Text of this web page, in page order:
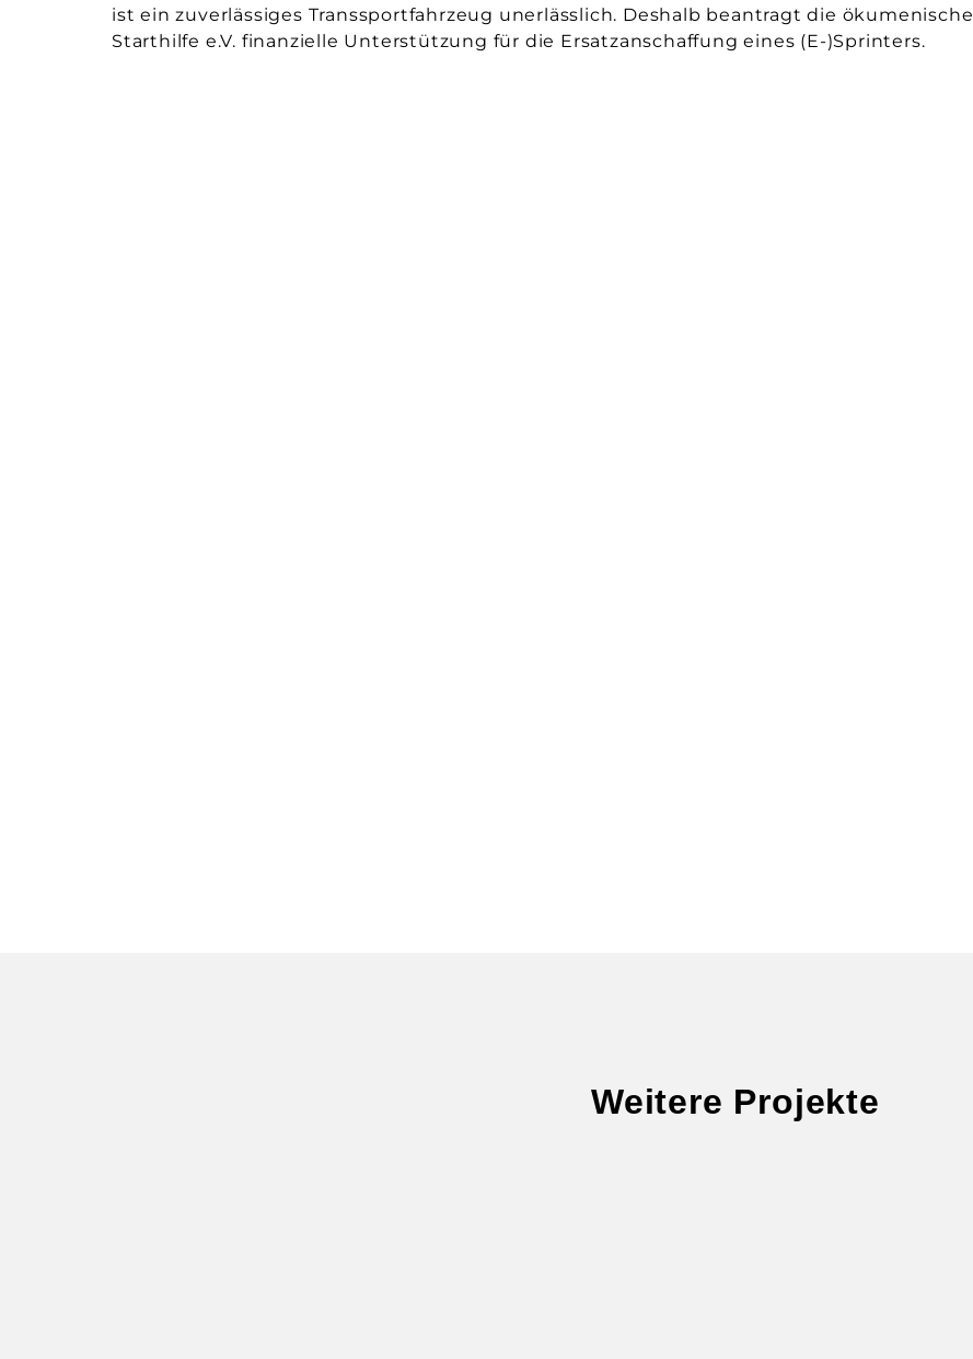
ist ein zuverlässiges Transsportfahrzeug unerlässlich. Deshalb beantragt die ökumenische
Starthilfe e.V. finanzielle Unterstützung für die Ersatzanschaffung eines (E-)Sprinters.
Weitere Projekte